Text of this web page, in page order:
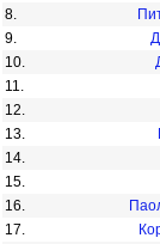
8.
9.
10.
11.
12.
13.
14.
15.
16.
17.